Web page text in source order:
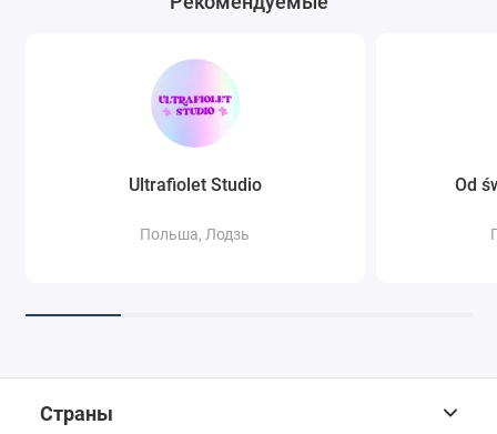
Ultrafiolet Studio
Польша, Лодзь
Od
Страны